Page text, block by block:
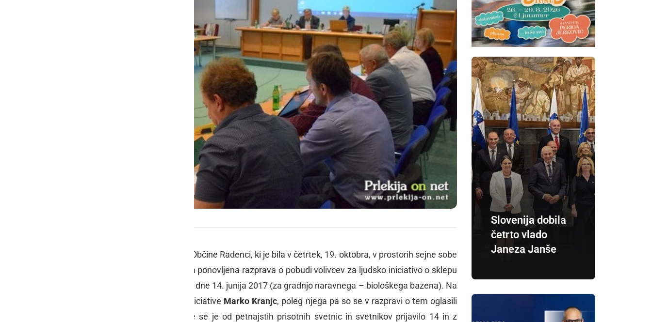
Na 20. redni seji Občinskega sveta Občine Radenci, ki je bila v četrtek, 19. oktobra, v prostorih sejne sobe
Izvir hotela Radin v Radencih, je bila ponovljena razprava o pobudi volivcev za ljudsko iniciativo o sklepu
Občinskega sveta Občine Radenci z dne 14. junija 2017 (za gradnjo naravnega – biološkega bazena). Na
seji je sodeloval prvopodpisnik te iniciative Marko Kranjc, poleg njega pa so se v razpravi o tem oglasili
še nekateri svetniki. Za glasovanje se je od petnajstih prisotnih svetnic in svetnikov prijavilo 14 in z
Slovenija dobila
četrto vlado
Janeza Janše